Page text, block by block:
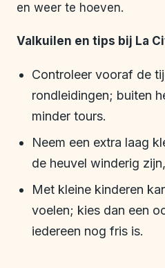
en weer te hoeven.
Valkuilen en tips bij La
Controleer vooraf de
rondleidingen; buiten
minder tours.
Neem een extra laag
de heuvel winderig
Met kleine kinderen
voelen; kies dan een
iedereen nog fris is.